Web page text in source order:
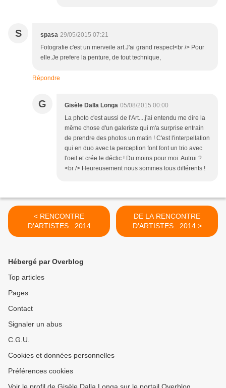
S spasa 29/05/2015 07:21
Fotografie c'est un merveile art.J'ai grand respect<br /> Pour
elle.Je prefere la penture, de tout technique,
Répondre
G Gisèle Dalla Longa 05/08/2015 00:00
La photo c'est aussi de l'Art....j'ai entendu me dire la
même chose d'un galeriste qui m'a surprise entrain
de prendre des photos un matin ! C'est l'interpellation
qui en duo avec la perception font font un trio avec
l'oeil et crée le déclic ! Du moins pour moi. Autrui ?
<br /> Heureusement nous sommes tous différents !
< RENCONTRE
D'ARTISTES...2014
DE LA RENCONTRE
D'ARTISTES...2014 >
Hébergé par Overblog
Top articles
Pages
Contact
Signaler un abus
C.G.U.
Cookies et données personnelles
Préférences cookies